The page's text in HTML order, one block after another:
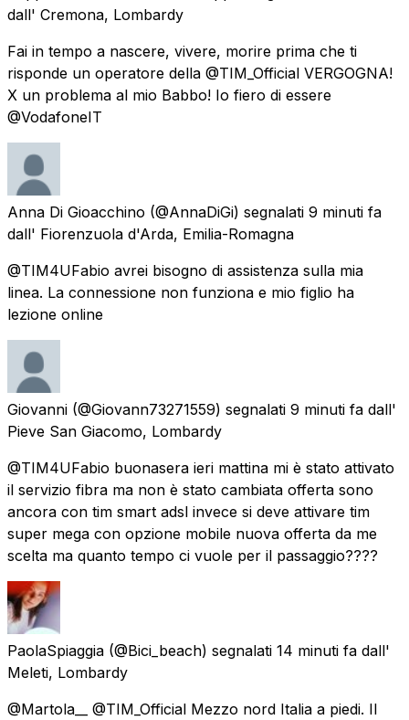
dall' Cremona, Lombardy
Fai in tempo a nascere, vivere, morire prima che ti
risponde un operatore della @TIM_Official VERGOGNA!
X un problema al mio Babbo! Io fiero di essere
@VodafoneIT
Anna Di Gioacchino (@AnnaDiGi) segnalati 9 minuti fa
dall' Fiorenzuola d'Arda, Emilia-Romagna
@TIM4UFabio avrei bisogno di assistenza sulla mia
linea. La connessione non funziona e mio figlio ha
lezione online
Giovanni (@Giovann73271559) segnalati 9 minuti fa dall'
Pieve San Giacomo, Lombardy
@TIM4UFabio buonasera ieri mattina mi è stato attivato
il servizio fibra ma non è stato cambiata offerta sono
ancora con tim smart adsl invece si deve attivare tim
super mega con opzione mobile nuova offerta da me
scelta ma quanto tempo ci vuole per il passaggio????
PaolaSpiaggia (@Bici_beach) segnalati 14 minuti fa dall'
Meleti, Lombardy
@Martola__ @TIM_Official Mezzo nord Italia a piedi. Il